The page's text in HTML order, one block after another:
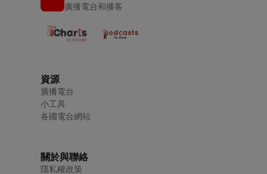
廣播電台和播客
資源
廣播電台
小工具
各國電台網站
關於與聯絡
隱私權政策